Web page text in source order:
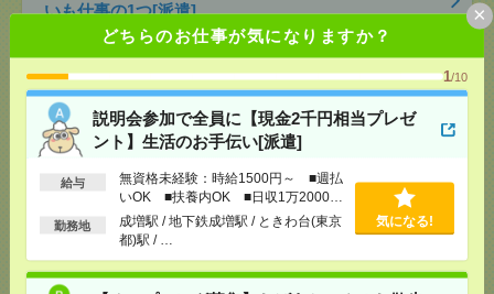
どちらのお仕事が気になりますか？
1/10
説明会参加で全員に【現金2千円相当プレゼ
ント】生活のお手伝い[派遣]
給与
無資格未経験：時給1500円～ ■週払
いOK ■扶養内OK ■日収1万2000円
以上
勤務地
成増駅 / 地下鉄成増駅 / ときわ台(東京
都)駅 / …
気になる!
×
いも仕事の1つ[派遣]
OK ■扶養内OK ■日収1万2000円以上
[交通費]交通費全額支給
[勤務地]
巣鴨駅/目白駅/北池袋駅/ …
気になる！
9月～3月！週4！区役所ではたらこう！データ入力多
め！[派遣]
[給 与] 時給1650円 月収例 204,600円
[交通費]全額支給
[月収例]20～25万円
気になる！